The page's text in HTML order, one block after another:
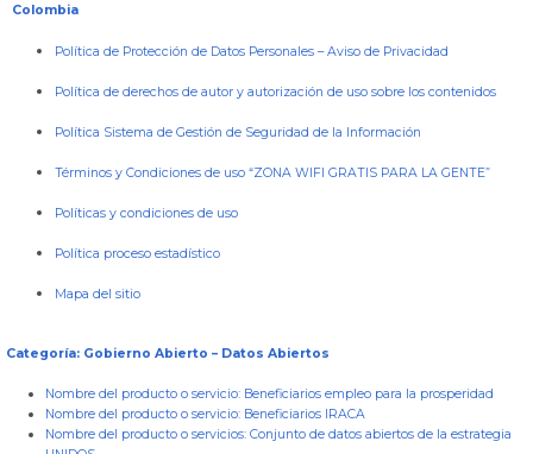
Colombia
Política de Protección de Datos Personales –Aviso de Privacidad
Política de derechos de autor y autorización de uso sobre los contenidos
Política Sistema de Gestión de Seguridad de la Información
Términos y Condiciones de uso “ZONA WIFI GRATIS PARA LA GENTE”
Políticas y condiciones de uso
Política proceso estadístico
Mapa del sitio
Categoría: Gobierno Abierto – Datos Abiertos
Nombre del producto o servicio: Beneficiarios empleo para la prosperidad
Nombre del producto o servicio: Beneficiarios IRACA
Nombre del producto o servicios: Conjunto de datos abiertos de la estrategia